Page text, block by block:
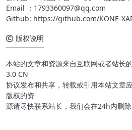
Email ： 1793360097@qq.com
Github: https://github.com/KONE-
版权说明
本站的文章和资源来自互联网或者站长
3.0 CN
协议发布和共享，转载或引用本站文章
版权的资
源请尽快联系站长，我们会在24h内删除